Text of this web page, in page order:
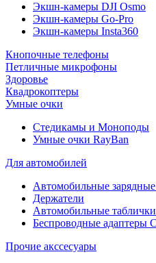
Экшн-камеры DJI Osmo
Экшн-камеры Go-Pro
Экшн-камеры Insta360
Кнопочные телефоны
Петличные микрофоны
Здоровье
Квадрокоптеры
Умные очки
Стедикамы и Моноподы
Умные очки RayBan
Для автомобилей
Автомобильные зарядные
Держатели
Автомобильные
Беспроводные адаптеры
Прочие акссесуары